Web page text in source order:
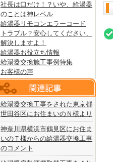
社長は口だけ！？いや、給湯器
のことは神レベル
給湯器リモコンエラーコード
トラブル？安心してください、
解決しますよ！
給湯器お役立ち情報
給湯器交換施工事例特集
お客様の声
給湯器交換工事をされた東京都
世田谷区にお住まいのＮ様より
神奈川県横浜市鶴見区にお住ま
いのＴ様からの給湯器交換工事
のコメント